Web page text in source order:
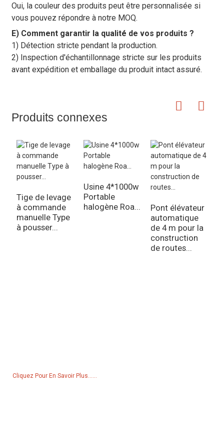
Oui, la couleur des produits peut être personnalisée si
vous pouvez répondre à notre MOQ.
E) Comment garantir la qualité de vos produits ?
1) Détection stricte pendant la production.
2) Inspection d'échantillonnage stricte sur les produits
avant expédition et emballage du produit intact assuré.
Produits connexes
Tige de levage
à commande
manuelle Type
à pousser...
Usine 4*1000w
Portable
halogène Roa...
Pont élévateur
automatique
de 4 m pour la
construction
de routes...
Cliquez Pour En Savoir Plus......